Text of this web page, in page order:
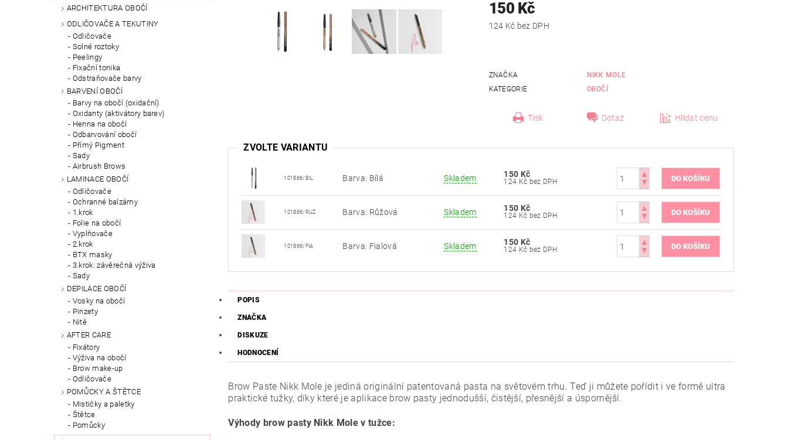
ARCHITEKTURA OBOČÍ
ODLIČOVAČE A TEKUTINY
Odličovače
Solné roztoky
Peelingy
Fixační tonika
Odstraňovače barvy
BARVENÍ OBOČÍ
Barvy na obočí (oxidační)
Oxidanty (aktivátory barev)
Henna na obočí
Odbarvování obočí
Přímý Pigment
Sady
Airbrush Brows
LAMINACE OBOČÍ
Odličovače
Ochranné balzámy
1.krok
Folie na obočí
Vyplňovače
2.krok
BTX masky
3.krok: závěrečná výživa
Sady
DEPILACE OBOČÍ
Vosky na obočí
Pinzety
Nitě
AFTER CARE
Fixátory
Výživa na obočí
Brow make-up
Odličovače
POMŮCKY A ŠTĚTCE
Mističky a paletky
Štětce
Pomůcky
150 Kč
124 Kč bez DPH
ZNAČKA
NIKK MOLE
KATEGORIE
OBOČÍ
Tisk Dotaz Hlídat cenu
ZVOLTE VARIANTU
101866/BIL Barva: Bílá Skladem 150 Kč
124 Kč bez DPH
101866/RUZ Barva: Růžová Skladem 150 Kč
124 Kč bez DPH
101866/FIA Barva: Fialová Skladem 150 Kč
124 Kč bez DPH
POPIS
ZNAČKA
DISKUZE
HODNOCENÍ
Brow Paste Nikk Mole je jediná originální patentovaná pasta na světovém trhu. Teď ji můžete pořídit i ve formě ultra
praktické tužky, díky které je aplikace brow pasty jednodušší, čistější, přesnější a úspornější.
Výhody brow pasty Nikk Mole v tužce: